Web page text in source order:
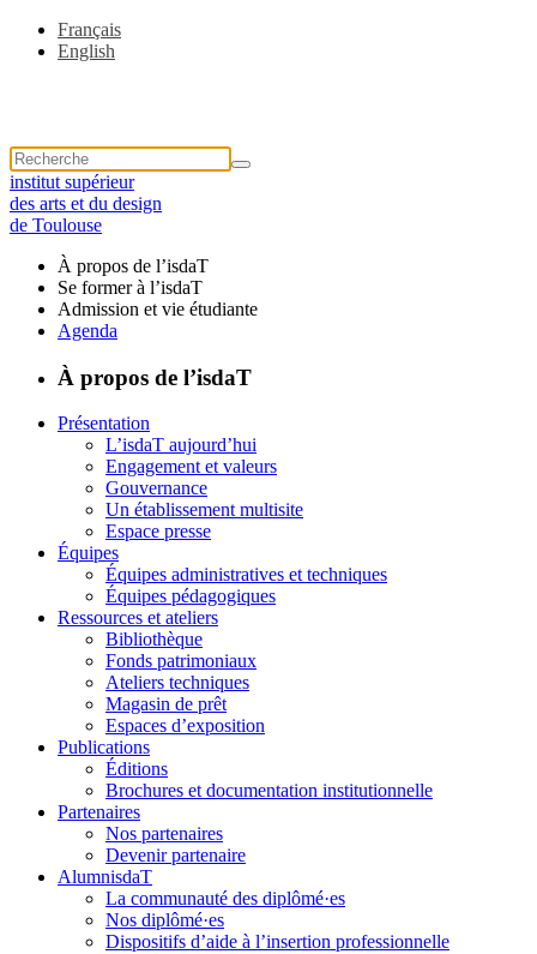
Français
English
institut supérieur
des arts et du design
de Toulouse
À propos de l’isdaT
Se former à l’isdaT
Admission et vie étudiante
Agenda
À propos de l’isdaT
Présentation
L’isdaT aujourd’hui
Engagement et valeurs
Gouvernance
Un établissement multisite
Espace presse
Équipes
Équipes administratives et techniques
Équipes pédagogiques
Ressources et ateliers
Bibliothèque
Fonds patrimoniaux
Ateliers techniques
Magasin de prêt
Espaces d’exposition
Publications
Éditions
Brochures et documentation institutionnelle
Partenaires
Nos partenaires
Devenir partenaire
AlumnisdaT
La communauté des diplômé·es
Nos diplômé·es
Dispositifs d’aide à l’insertion professionnelle